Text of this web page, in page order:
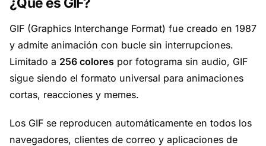
GIF (Graphics Interchange Format) fue creado en 1987
y admite animación con bucle sin interrupciones.
Limitado a 256 colores por fotograma sin audio, GIF
sigue siendo el formato universal para animaciones
cortas, reacciones y memes.
Los GIF se reproducen automáticamente en todos los
navegadores, clientes de correo y aplicaciones de